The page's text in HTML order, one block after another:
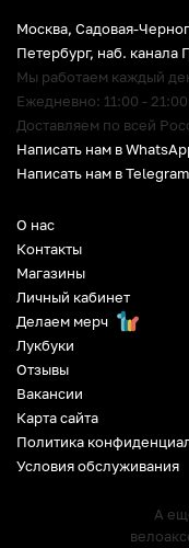
О нас
Контакты
Магазины
Личный кабинет
Делаем мерч
Лукбуки
Отзывы
Вакансии
Карта сайта
Политика
Условия обслуживания
А
Москва, Садовая-
Петербург, наб. канала
Мы работаем каждый
Ежедневно: 11:00 - 21:00
Доставляем по всей
Написать нам в
Написать нам в Telegram